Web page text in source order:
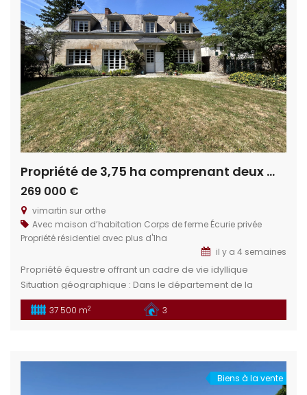
Propriété de 3,75 ha comprenant deux maisons
269 000 €
vimartin sur orthe
Avec maison d’habitation Corps de ferme Écurie privée
Propriété résidentiel avec plus d'1ha
il y a 4 semaines
Propriété équestre offrant un cadre de vie idyllique
Situation géographique : Dans le département de la
Mayenne en limitrophe de la Sarthe, en région Pays de la
Loire, se trouve le charmant village de Vimartin sur Orthe.
37 500 m2 3
Biens à la vente